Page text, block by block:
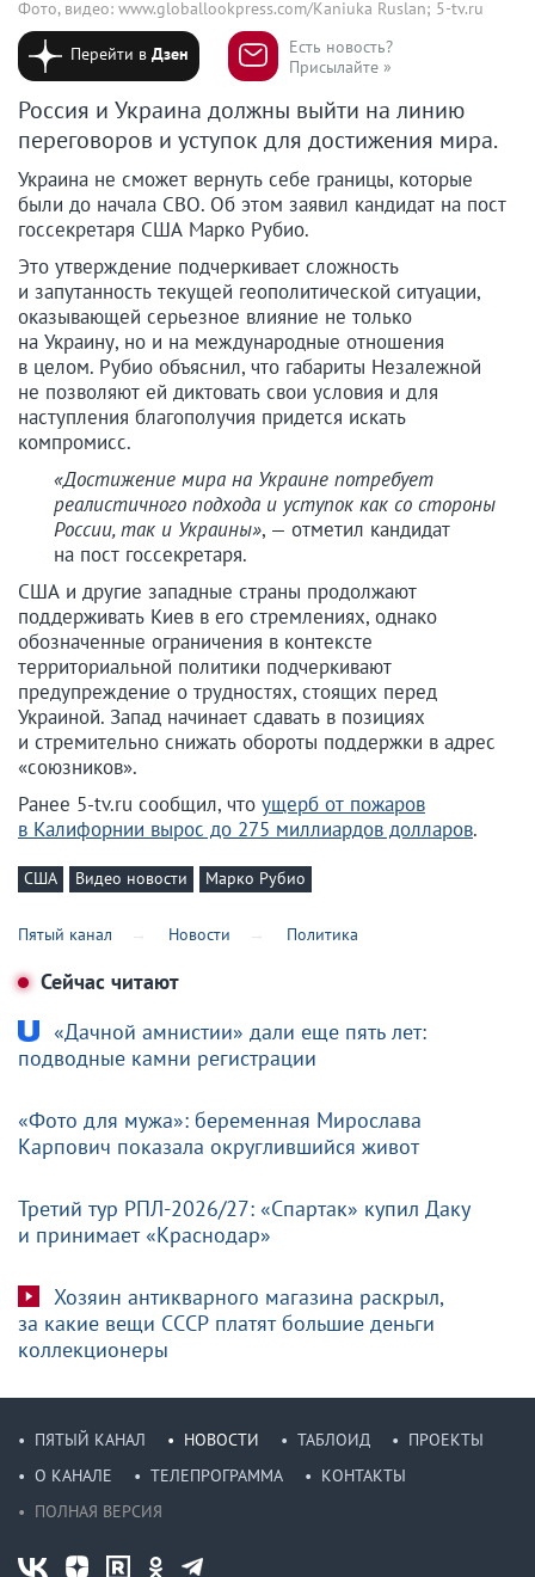
Фото, видео: www.globallookpress.com/Kaniuka Ruslan; 5-tv.ru
Перейти вДзен
Есть новость?
Присылайте »
Россия и Украина должны выйти на линию
переговоров и уступок для достижения мира.
Украина не сможет вернуть себе границы, которые
были до начала СВО. Об этом заявил кандидат на пост
госсекретаря США Марко Рубио.
Это утверждение подчеркивает сложность
и запутанность текущей геополитической ситуации,
оказывающей серьезное влияние не только
на Украину, но и на международные отношения
в целом. Рубио объяснил, что габариты Незалежной
не позволяют ей диктовать свои условия и для
наступления благополучия придется искать
компромисс.
«Достижение мира на Украине потребует
реалистичного подхода и уступок как со стороны
России, так и Украины», — отметил кандидат
на пост госсекретаря.
США и другие западные страны продолжают
поддерживать Киев в его стремлениях, однако
обозначенные ограничения в контексте
территориальной политики подчеркивают
предупреждение о трудностях, стоящих перед
Украиной. Запад начинает сдавать в позициях
и стремительно снижать обороты поддержки в адрес
«союзников».
Ранее 5-tv.ru сообщил, что ущерб от пожаров
в Калифорнии вырос до 275 миллиардов долларов.
США Видео новости Марко Рубио
Пятый канал Новости Политика
Сейчас читают
«Дачной амнистии» дали еще пять лет:
подводные камни регистрации
«Фото для мужа»: беременная Мирослава
Карпович показала округлившийся живот
Третий тур РПЛ-2026/27: «Спартак» купил Даку
и принимает «Краснодар»
Хозяин антикварного магазина раскрыл,
за какие вещи СССР платят большие деньги
коллекционеры
ПЯТЫЙ КАНАЛ НОВОСТИ ТАБЛОИД
ПРОЕКТЫ
О КАНАЛЕ
ТЕЛЕПРОГРАММА
КОНТАКТЫ
ПОЛНАЯ ВЕРСИЯ